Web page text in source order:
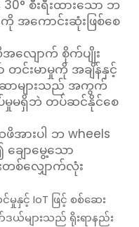
စီးရီးထားသော ဘ
အကောင်းဆုံးဖြစ်စေ
လျောက် စိုက်ပျိုး
တင်းမာမှုကို အချိန်နှင့်
ဆာများသည် အကွက်
မှုမရှိဘဲ တပ်ဆင်နိုင်စေ
အားပါ ဘ wheels
ချောမွေ့သော
စ်လျှောက်လုံး
မှုနှင့် IoT ဖြင့် စစ်ဆေး
ဒယ်များသည် ရိုးရာနည်း